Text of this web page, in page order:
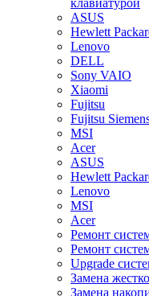
клавиатурой
ASUS
Hewlett
Lenovo
DELL
Sony VAIO
Xiaomi
Fujitsu
Fujitsu
MSI
Acer
ASUS
Hewlett
Lenovo
MSI
Acer
Ремонт
Ремонт
Upgrade
Замена
Замена